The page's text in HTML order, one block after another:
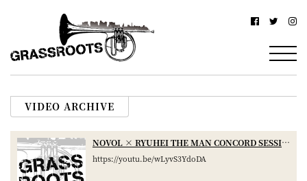
浜
グ
ラ
ス
ル
ー
駅
北
西
口
か
ら
VIDEO ARCHIVE
NOVOL × RYUHEI THE MAN CONCORD SESSION
https://youtu.be/wLyvS3YdoDA